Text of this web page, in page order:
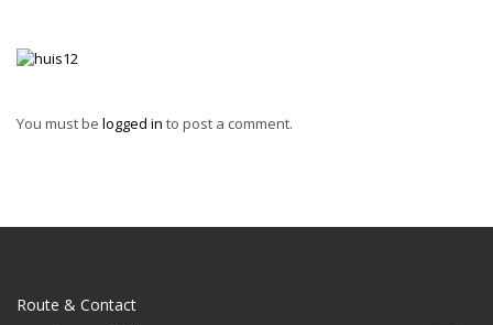
You must be logged in to post a comment.
Route & Contact